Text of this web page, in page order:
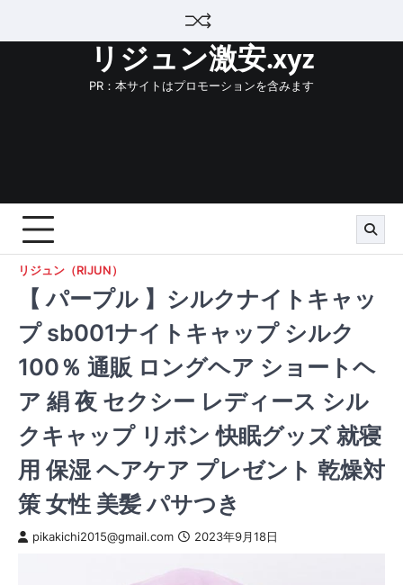
リジュン激安.xyz
PR：本サイトはプロモーションを含みます
リジュン（RIJUN）
【 パープル 】シルクナイトキャッ
プ sb001ナイトキャップ シルク
100％ 通販 ロングヘア ショートヘ
ア 絹 夜 セクシー レディース シル
クキャップ リボン 快眠グッズ 就寝
用 保湿 ヘアケア プレゼント 乾燥対
策 女性 美髪 パサつき
pikakichi2015@gmail.com 2023年9月18日